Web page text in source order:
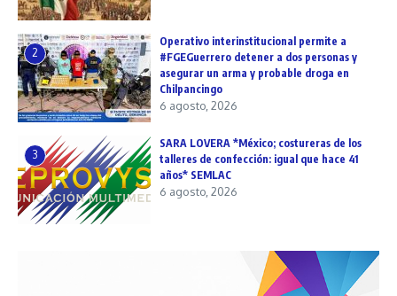
2
Operativo interinstitucional permite a
#FGEGuerrero detener a dos personas y
asegurar un arma y probable droga en
Chilpancingo
6 agosto, 2026
3
SARA LOVERA *México; costureras de los
talleres de confección: igual que hace 41
años* SEMLAC
6 agosto, 2026